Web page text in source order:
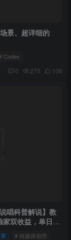
景、超详细的
Codex
0 275 106
唱科普解说】教
双收益，单日
# 自媒体创作